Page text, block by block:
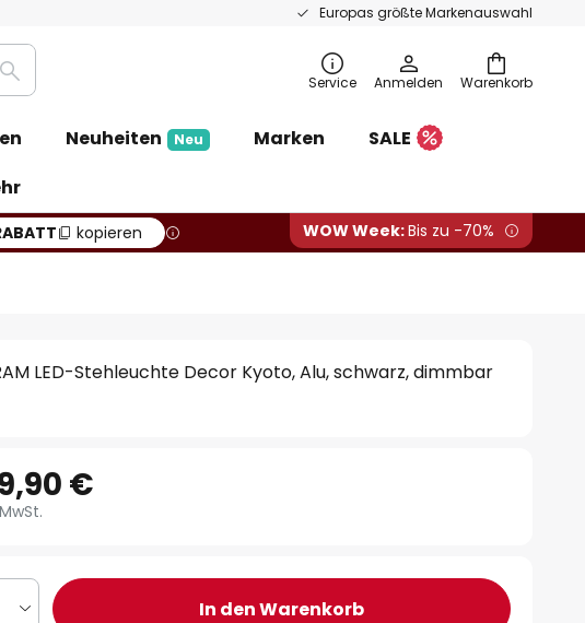
Europas größte Markenauswahl
Warenkorb
Suche Service Anmelden
Neuheiten Neu Marken
SALE
kopieren WOW Week:Bis zu -70%
LED-Stehleuchte Decor Kyoto, Alu, schwarz, dimmbar
€
In den Warenkorb